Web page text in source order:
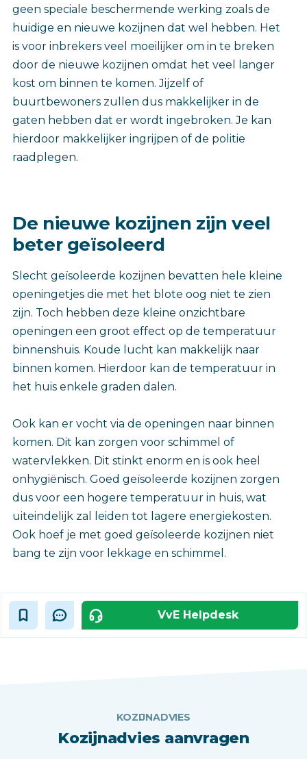
geen speciale beschermende werking zoals de
huidige en nieuwe kozijnen dat wel hebben. Het
is voor inbrekers veel moeilijker om in te breken
door de nieuwe kozijnen omdat het veel langer
kost om binnen te komen. Jijzelf of
buurtbewoners zullen dus makkelijker in de
gaten hebben dat er wordt ingebroken. Je kan
hierdoor makkelijker ingrijpen of de politie
raadplegen.
De nieuwe kozijnen zijn veel
beter geïsoleerd
Slecht geïsoleerde kozijnen bevatten hele kleine
openingetjes die met het blote oog niet te zien
zijn. Toch hebben deze kleine onzichtbare
openingen een groot effect op de temperatuur
binnenshuis. Koude lucht kan makkelijk naar
binnen komen. Hierdoor kan de temperatuur in
het huis enkele graden dalen.
Ook kan er vocht via de openingen naar binnen
komen. Dit kan zorgen voor schimmel of
watervlekken. Dit stinkt enorm en is ook heel
onhygiënisch. Goed geïsoleerde kozijnen zorgen
dus voor een hogere temperatuur in huis, wat
uiteindelijk zal leiden tot lagere energiekosten.
Ook hoef je met goed geïsoleerde kozijnen niet
bang te zijn voor lekkage en schimmel.
VvE Helpdesk
KOZIJNADVIES
Kozijnadvies aanvragen